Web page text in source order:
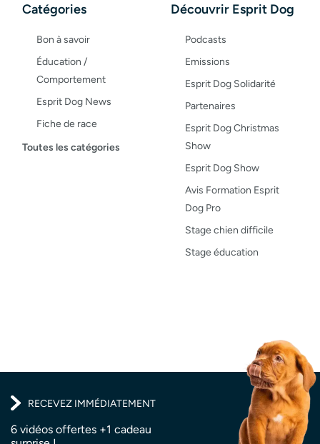
Catégories
Bon à savoir
Éducation /
Comportement
Esprit Dog News
Fiche de race
Maladies du chien
Toutes les catégories
Découvrir Esprit Dog
Podcasts
Emissions
Esprit Dog Solidarité
Partenaires
Esprit Dog Christmas
Show
Esprit Dog Show
Avis Formation Esprit
Dog Pro
Stage chien difficile
Stage éducation
RECEVEZ IMMÉDIATEMENT
6 vidéos offertes +1 cadeau